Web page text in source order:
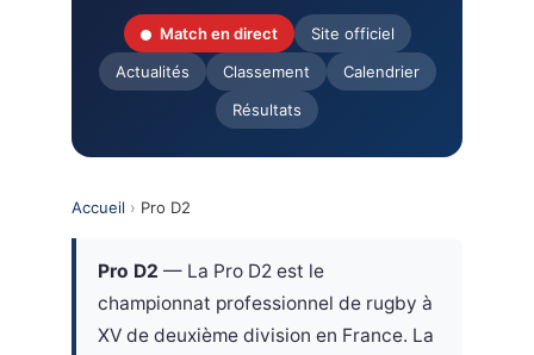
Match en direct
Site officiel
Actualités
Classement
Calendrier
Résultats
Accueil › Pro D2
Pro D2 — La Pro D2 est le
championnat professionnel de rugby à
XV de deuxième division en France. La